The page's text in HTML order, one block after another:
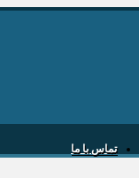
تماس با ما